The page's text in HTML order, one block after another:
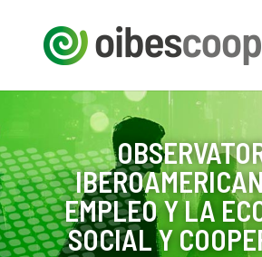
EMPLEO Y LA
SOCIAL Y